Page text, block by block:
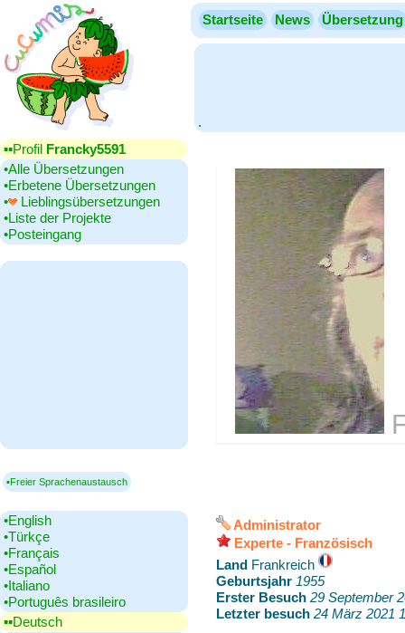
Startseite News Übersetzung
.
▪▪‎Profil Francky5591
•‎Alle Übersetzungen
•‎Erbetene Übersetzungen
•‎
Lieblingsübersetzungen
•‎Liste der Projekte
•‎Posteingang
▪Freier Sprachenaustausch
•‎English
•‎Türkçe
•‎Français
•‎Español
•‎Italiano
•‎Português brasileiro
▪▪‎Deutsch
Administrator
Experte - Französisch
Land ‎Frankreich
Geburtsjahr 1955
Erster Besuch 29 September
Letzter besuch 24 März 2021